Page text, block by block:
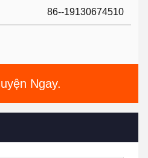
86--19130674510
Ngay.